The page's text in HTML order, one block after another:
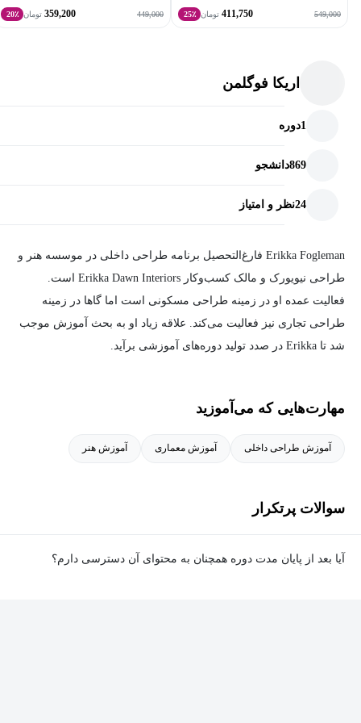
حرفه‌ای‌های بازاریابی و برندسازی
549,000
411,750 تومان 25٪ 449,000
359,200 تومان 20٪
اریکا فوگلمن
1دوره
869دانشجو
24نظر و امتیاز
Erikka Fogleman فارغ‌التحصیل برنامه طراحی داخلی در موسسه هنر و
طراحی نیویورک و مالک کسب‌وکار Erikka Dawn Interiors است.
فعالیت عمده او در زمینه طراحی مسکونی است اما گاها در زمینه
طراحی تجاری نیز فعالیت می‌کند. علاقه زیاد او به بحث آموزش موجب
شد تا Erikka در صدد تولید دوره‌های آموزشی برآید.
مهارت‌هایی که می‌آموزید
آموزش طراحی داخلی آموزش معماری آموزش هنر
سوالات پرتکرار
آیا بعد از پایان مدت دوره همچنان به محتوای آن دسترسی دارم؟